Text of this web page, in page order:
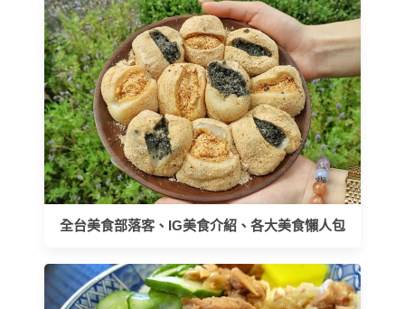
全台美食部落客、IG美食介紹、各大美食懶人包